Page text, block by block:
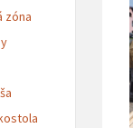
zóna